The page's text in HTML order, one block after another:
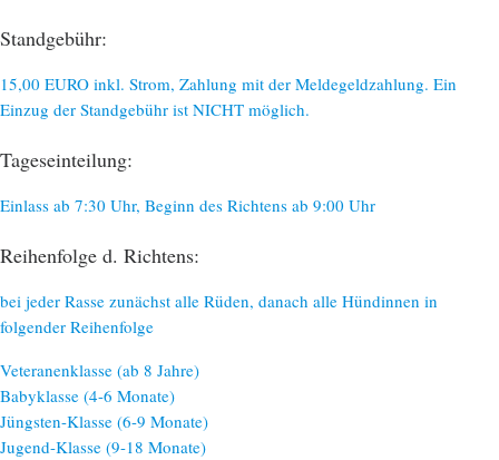
Standgebühr:
15,00 EURO inkl. Strom, Zahlung mit der Meldegeldzahlung. Ein
Einzug der Standgebühr ist NICHT möglich.
Tageseinteilung:
Einlass ab 7:30 Uhr, Beginn des Richtens ab 9:00 Uhr
Reihenfolge d. Richtens:
bei jeder Rasse zunächst alle Rüden, danach alle Hündinnen in
folgender Reihenfolge
Veteranenklasse (ab 8 Jahre)
Babyklasse (4-6 Monate)
Jüngsten-Klasse (6-9 Monate)
Jugend-Klasse (9-18 Monate)